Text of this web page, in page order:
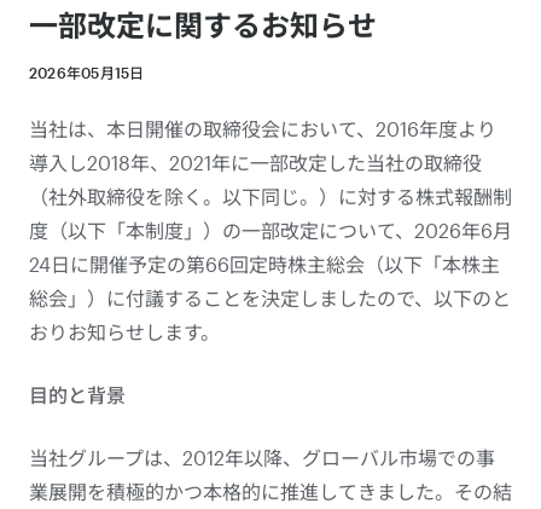
一部改定に関するお知らせ
2026年05月15日
当社は、本日開催の取締役会において、2016年度より
導入し2018年、2021年に一部改定した当社の取締役
（社外取締役を除く。以下同じ。）に対する株式報酬制
度（以下「本制度」）の一部改定について、2026年6月
24日に開催予定の第66回定時株主総会（以下「本株主
総会」）に付議することを決定しましたので、以下のと
おりお知らせします。
目的と背景
当社グループは、2012年以降、グローバル市場での事
業展開を積極的かつ本格的に推進してきました。その結